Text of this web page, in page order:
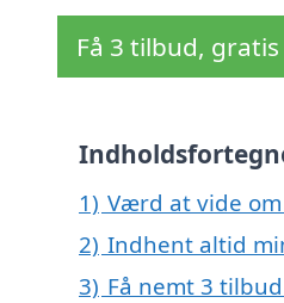
Få 3 tilbud,
1) Værd at vide
2) Indhent altid
3) Få nemt 3